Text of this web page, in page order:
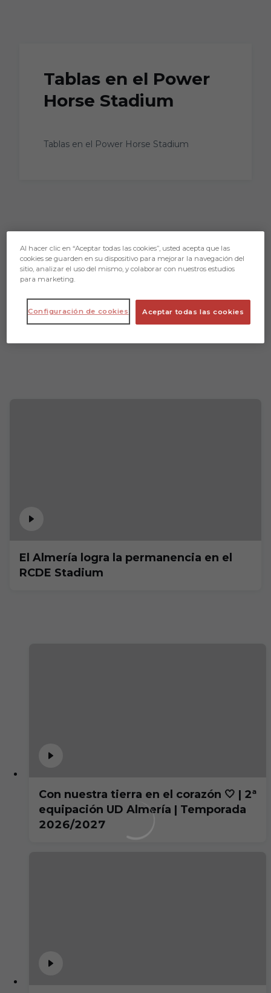
Tablas en el Power
Horse Stadium
Tablas en el Power Horse Stadium
El Almería logra la permanencia en el
RCDE Stadium
Con nuestra tierra en el corazón 🤍 | 2ª
equipación UD Almería | Temporada
2026/2027
Al hacer clic en “Aceptar todas las cookies”, usted acepta que las
cookies se guarden en su dispositivo para mejorar la navegación del
sitio, analizar el uso del mismo, y colaborar con nuestros estudios
para marketing.
Aceptar todas las cookies
Configuración de cookies